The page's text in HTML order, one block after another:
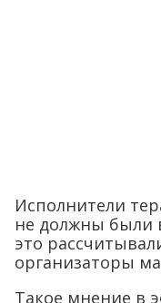
Исполнители
не должны были
это
организаторы
Такое мнение в